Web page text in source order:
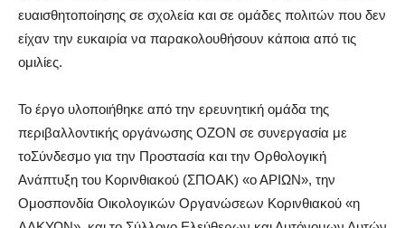
ευαισθητοποίησης σε σχολεία και σε ομάδες πολιτών που δεν
είχαν την ευκαιρία να παρακολουθήσουν κάποια από τις
ομιλίες.
Το έργο υλοποιήθηκε από την ερευνητική ομάδα της
περιβαλλοντικής οργάνωσης OZON σε συνεργασία με
τοΣύνδεσμο για την Προστασία και την Ορθολογική
Ανάπτυξη του Κορινθιακού (ΣΠΟΑΚ) «ο ΑΡΙΩΝ», την
Ομοσπονδία Οικολογικών Οργανώσεων Κορινθιακού «η